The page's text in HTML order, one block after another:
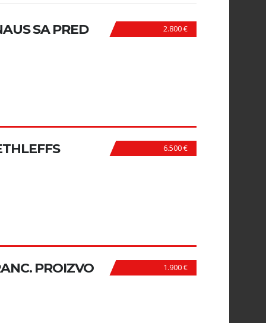
2.800 €
SA PRED
6.500 €
1.900 €
PROIZVO